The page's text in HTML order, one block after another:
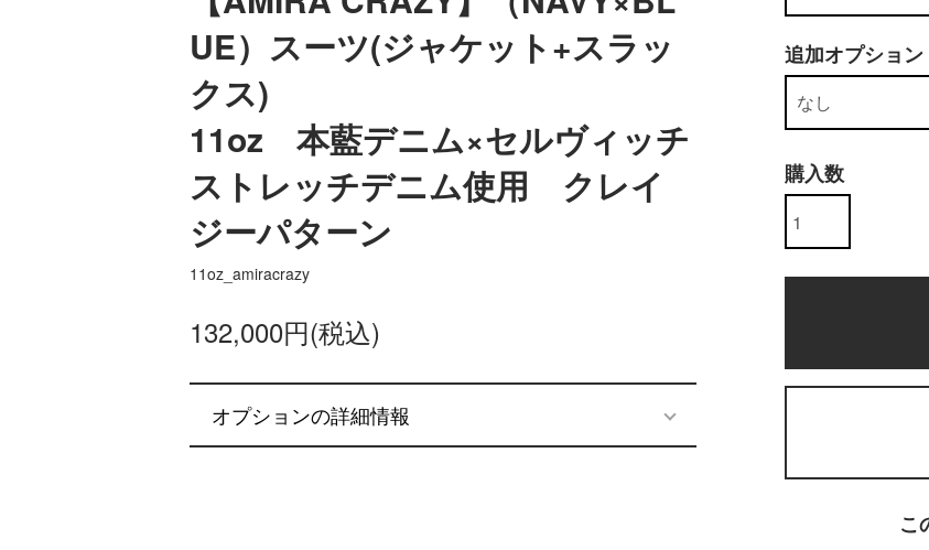
UE）スーツ(ジャケット+スラッ
クス)
11oz 本藍デニム×セルヴィッチ
ストレッチデニム使用 クレイ
ジーパターン
11oz_amiracrazy
132,000円(税込)
オプションの詳細情報
追加オプション
購入数
こ